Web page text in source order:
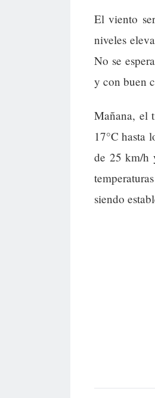
El viento
niveles
No se
y con buen
Mañana, el
17°C hasta
de 25 km/h
siendo